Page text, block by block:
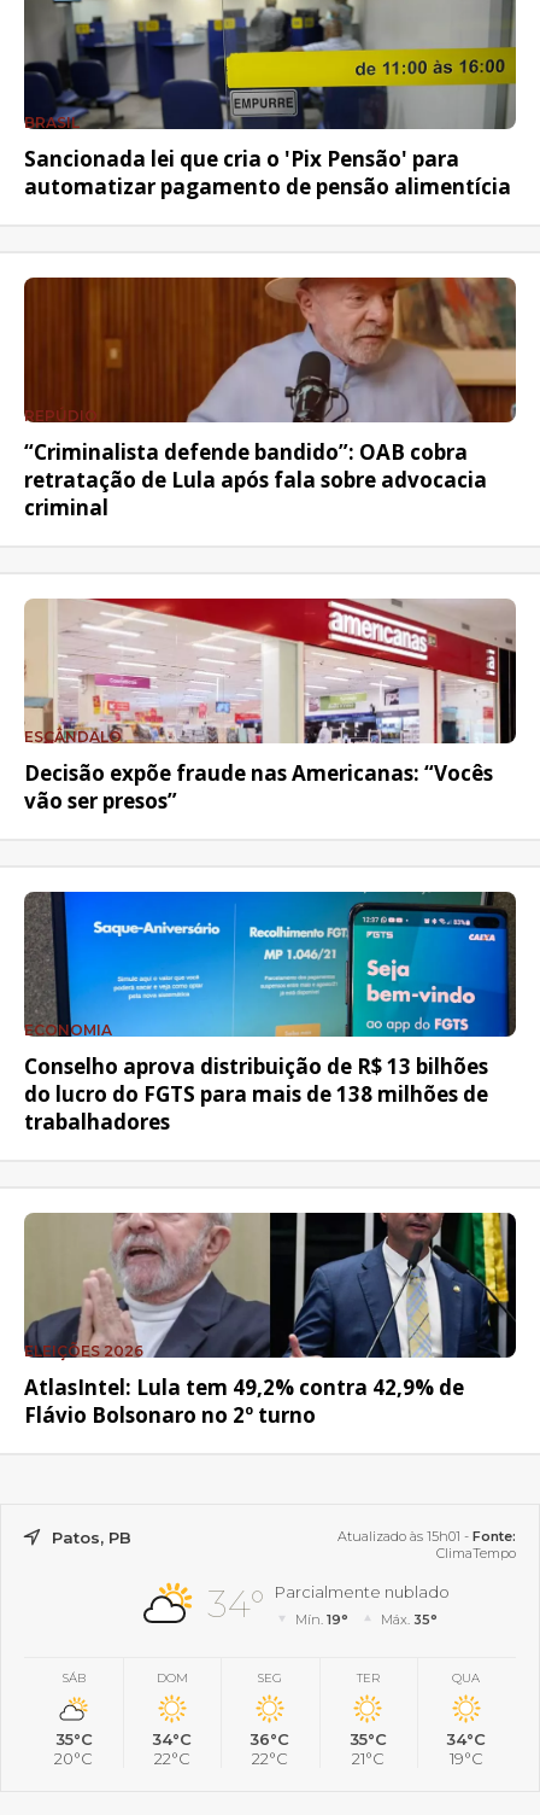
BRASIL
Sancionada lei que cria o 'Pix Pensão' para
automatizar pagamento de pensão alimentícia
REPÚDIO
“Criminalista defende bandido”: OAB cobra
retratação de Lula após fala sobre advocacia
criminal
ESCÂNDALO
Decisão expõe fraude nas Americanas: “Vocês
vão ser presos”
ECONOMIA
Conselho aprova distribuição de R$ 13 bilhões
do lucro do FGTS para mais de 138 milhões de
trabalhadores
ELEIÇÕES 2026
AtlasIntel: Lula tem 49,2% contra 42,9% de
Flávio Bolsonaro no 2º turno
Patos, PB Atualizado às 15h01 - Fonte:
ClimaTempo
34° Parcialmente nublado
Mín.19° Máx. 35°
SÁB
35°C
20°C
DOM
34°C
22°C
SEG
36°C
22°C
TER
35°C
21°C
QUA
34°C
19°C